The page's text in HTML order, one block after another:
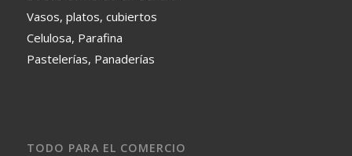
Vasos, platos, cubiertos
Celulosa, Parafina
Pastelerías, Panaderías
TODO PARA EL COMERCIO